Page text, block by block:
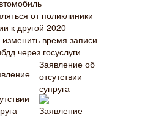
от поликлиники
к другой 2020
изменить время записи
через госуслуги
Заявление об
отсутствии
супруга